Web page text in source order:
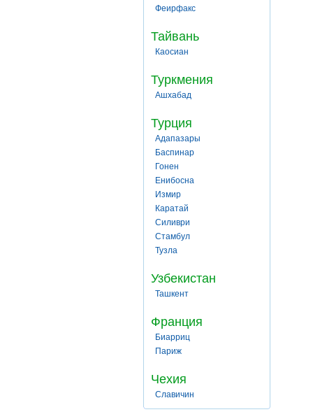
Феирфакс
Тайвань
Каосиан
Туркмения
Ашхабад
Турция
Адапазары
Баспинар
Гонен
Енибосна
Измир
Каратай
Силиври
Стамбул
Тузла
Узбекистан
Ташкент
Франция
Биарриц
Париж
Чехия
Славичин